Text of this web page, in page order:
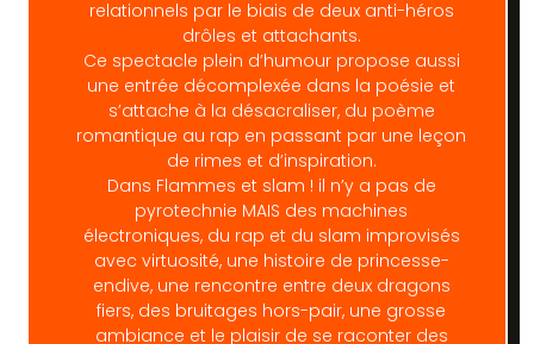
relationnels par le biais de deux anti-héros
drôles et attachants.
Ce spectacle plein d’humour propose aussi
une entrée décomplexée dans la poésie et
s’attache à la désacraliser, du poème
romantique au rap en passant par une leçon
de rimes et d’inspiration.
Dans Flammes et slam ! il n’y a pas de
pyrotechnie MAIS des machines
électroniques, du rap et du slam improvisés
avec virtuosité, une histoire de princesse-
endive, une rencontre entre deux dragons
fiers, des bruitages hors-pair, une grosse
ambiance et le plaisir de se raconter des